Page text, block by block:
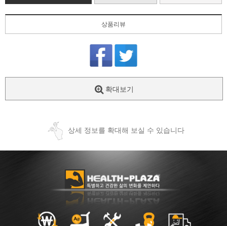
상품리뷰
확대보기
상세 정보를 확대해 보실 수 있습니다